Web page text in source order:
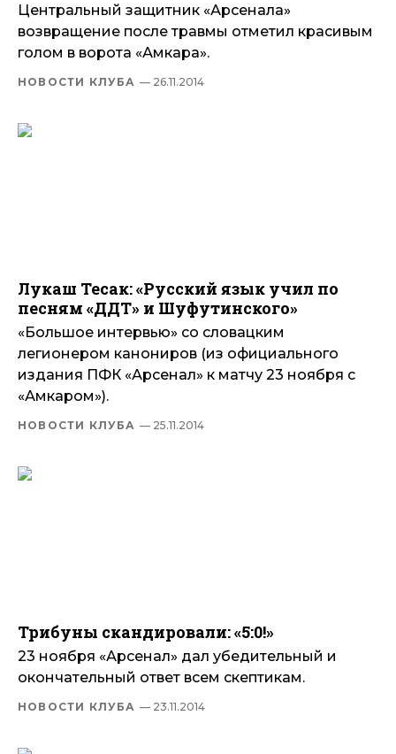
Центральный защитник «Арсенала»
возвращение после травмы отметил красивым
голом в ворота «Амкара».
НОВОСТИ КЛУБА — 26.11.2014
Лукаш Тесак: «Русский язык учил по
песням «ДДТ» и Шуфутинского»
«Большое интервью» со словацким
легионером канониров (из официального
издания ПФК «Арсенал» к матчу 23 ноября с
«Амкаром»).
НОВОСТИ КЛУБА — 25.11.2014
Трибуны скандировали: «5:0!»
23 ноября «Арсенал» дал убедительный и
окончательный ответ всем скептикам.
НОВОСТИ КЛУБА — 23.11.2014